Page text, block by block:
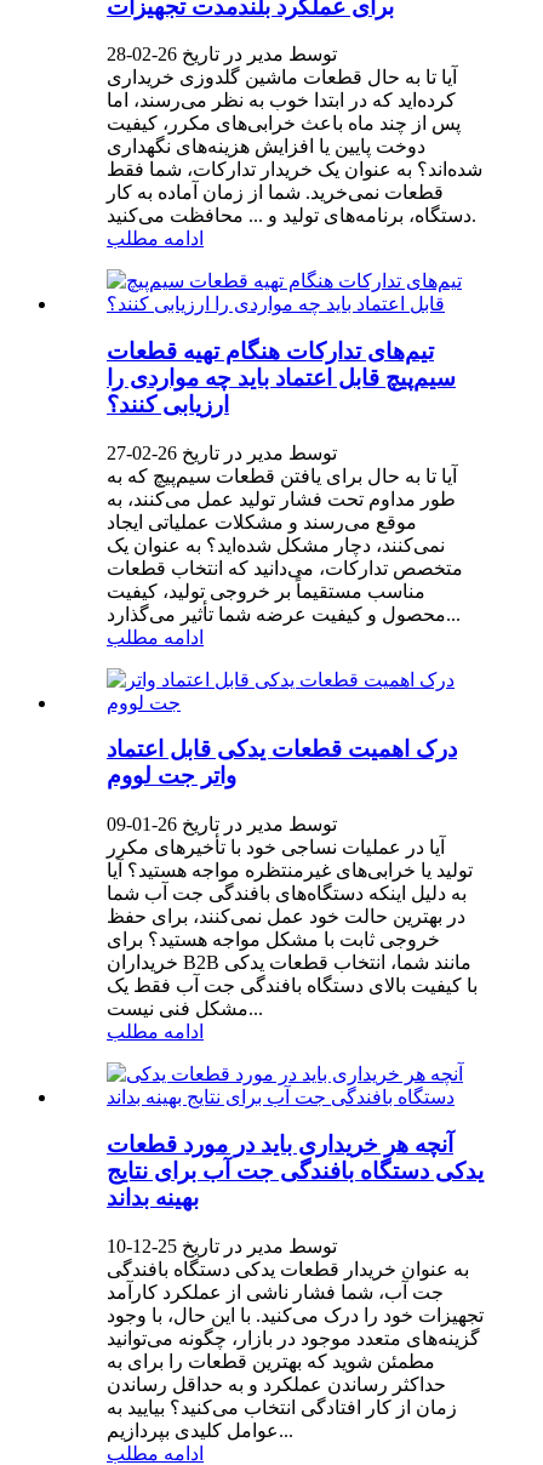
برای عملکرد بلندمدت تجهیزات
توسط مدیر در تاریخ 26-02-28
آیا تا به حال قطعات ماشین گلدوزی خریداری
کرده‌اید که در ابتدا خوب به نظر می‌رسند، اما
پس از چند ماه باعث خرابی‌های مکرر، کیفیت
دوخت پایین یا افزایش هزینه‌های نگهداری
شده‌اند؟ به عنوان یک خریدار تدارکات، شما فقط
قطعات نمی‌خرید. شما از زمان آماده به کار
دستگاه، برنامه‌های تولید و ... محافظت می‌کنید.
ادامه مطلب
تیم‌های تدارکات هنگام تهیه قطعات
سیم‌پیچ قابل اعتماد باید چه مواردی را
ارزیابی کنند؟
توسط مدیر در تاریخ 26-02-27
آیا تا به حال برای یافتن قطعات سیم‌پیچ که به
طور مداوم تحت فشار تولید عمل می‌کنند، به
موقع می‌رسند و مشکلات عملیاتی ایجاد
نمی‌کنند، دچار مشکل شده‌اید؟ به عنوان یک
متخصص تدارکات، می‌دانید که انتخاب قطعات
مناسب مستقیماً بر خروجی تولید، کیفیت
محصول و کیفیت عرضه شما تأثیر می‌گذارد...
ادامه مطلب
درک اهمیت قطعات یدکی قابل اعتماد
واتر جت لووم
توسط مدیر در تاریخ 26-01-09
آیا در عملیات نساجی خود با تأخیرهای مکرر
تولید یا خرابی‌های غیرمنتظره مواجه هستید؟ آیا
به دلیل اینکه دستگاه‌های بافندگی جت آب شما
در بهترین حالت خود عمل نمی‌کنند، برای حفظ
خروجی ثابت با مشکل مواجه هستید؟ برای
خریداران B2B مانند شما، انتخاب قطعات یدکی
با کیفیت بالای دستگاه بافندگی جت آب فقط یک
مشکل فنی نیست...
ادامه مطلب
آنچه هر خریداری باید در مورد قطعات
یدکی دستگاه بافندگی جت آب برای نتایج
بهینه بداند
توسط مدیر در تاریخ 25-12-10
به عنوان خریدار قطعات یدکی دستگاه بافندگی
جت آب، شما فشار ناشی از عملکرد کارآمد
تجهیزات خود را درک می‌کنید. با این حال، با وجود
گزینه‌های متعدد موجود در بازار، چگونه می‌توانید
مطمئن شوید که بهترین قطعات را برای به
حداکثر رساندن عملکرد و به حداقل رساندن
زمان از کار افتادگی انتخاب می‌کنید؟ بیایید به
عوامل کلیدی بپردازیم...
ادامه مطلب